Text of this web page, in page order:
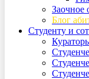
Заочное
Блог
Студенту и